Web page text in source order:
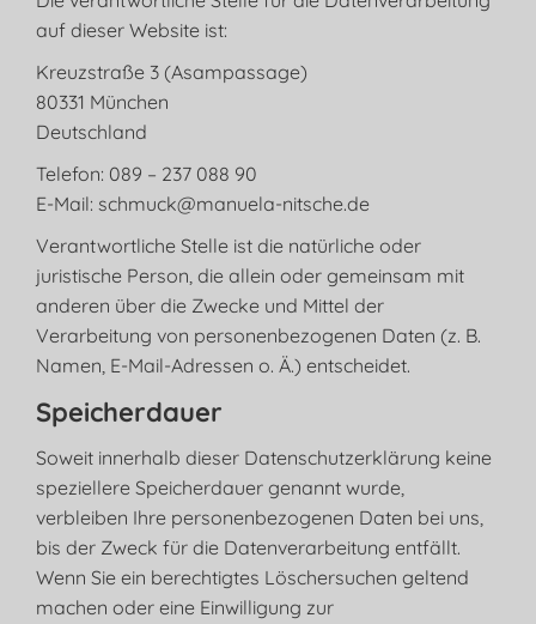
auf dieser Website ist:
Kreuzstraße 3 (Asampassage)
80331 München
Deutschland
Telefon: 089 – 237 088 90
E-Mail: schmuck@manuela-nitsche.de
Verantwortliche Stelle ist die natürliche oder
juristische Person, die allein oder gemeinsam mit
anderen über die Zwecke und Mittel der
Verarbeitung von personenbezogenen Daten (z. B.
Namen, E-Mail-Adressen o. Ä.) entscheidet.
Speicherdauer
Soweit innerhalb dieser Datenschutzerklärung keine
speziellere Speicherdauer genannt wurde,
verbleiben Ihre personenbezogenen Daten bei uns,
bis der Zweck für die Datenverarbeitung entfällt.
Wenn Sie ein berechtigtes Löschersuchen geltend
machen oder eine Einwilligung zur